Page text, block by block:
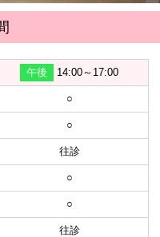
午後 14:00～17:00
○
○
往診
○
○
往診